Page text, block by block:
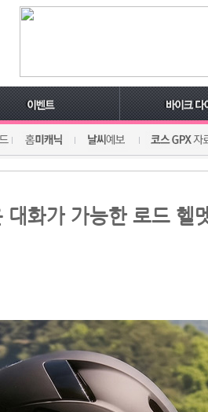
대화가 가능한 로드 헬